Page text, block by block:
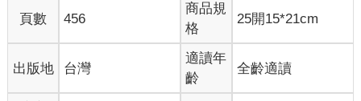
頁數 456
商品規
格
25開15*21cm
出版地 台灣
適讀年
齡
全齡適讀